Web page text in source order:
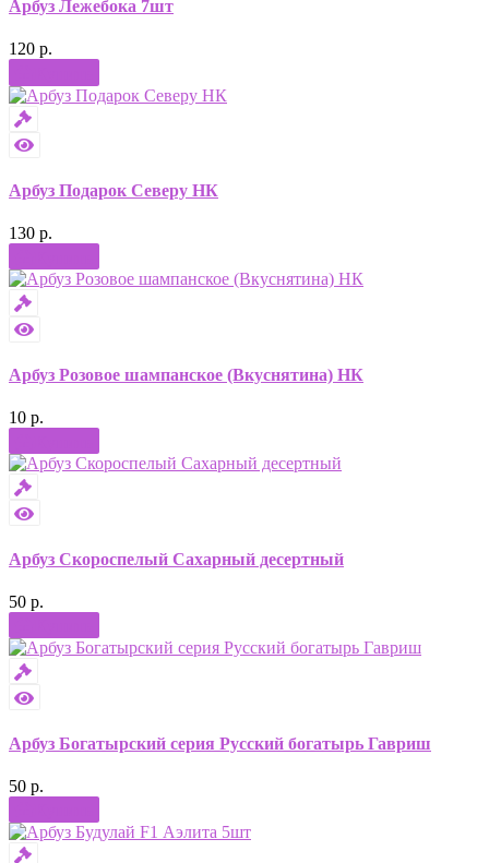
Арбуз Лежебока 7шт
120 р.
Арбуз Подарок Северу НК
130 р.
Арбуз Розовое шампанское (Вкуснятина) НК
10 р.
Арбуз Скороспелый Сахарный десертный
50 р.
Арбуз Богатырский серия Русский богатырь Гавриш
50 р.